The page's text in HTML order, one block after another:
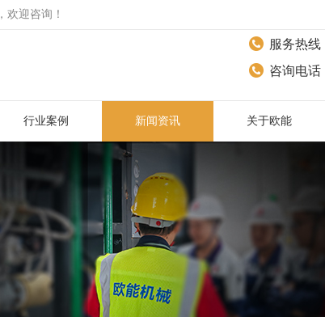
欢迎咨询！
服务热线
咨询电话
行业案例 新闻资讯 关于欧能